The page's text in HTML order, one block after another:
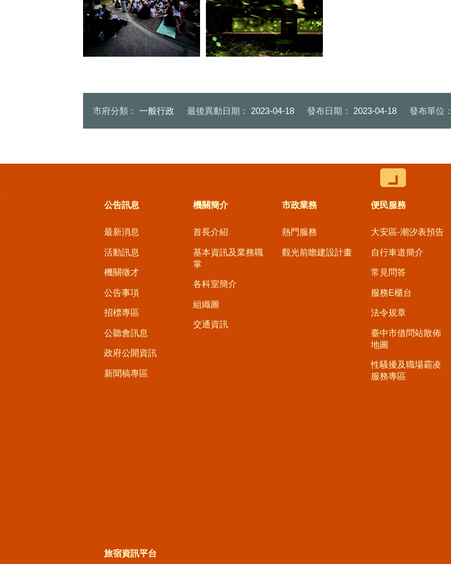
市府分類： 一般行政 最後異動日期： 2023-04-18 發布日期： 2023-04-18 發布單位：
:::
公告訊息
最新消息
活動訊息
機關徵才
公告事項
招標專區
公聽會訊息
政府公開資訊
新聞稿專區
機關簡介
首長介紹
基本資訊及業務職
掌
各科室簡介
組織圖
交通資訊
市政業務
熱門服務
觀光前瞻建設計畫
便民服務
大安區-潮汐表預告
自行車道簡介
常見問答
服務E櫃台
法令規章
臺中市借問站散佈
地圖
性騷擾及職場霸凌
服務專區
旅宿資訊平台